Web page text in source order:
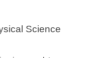
Science